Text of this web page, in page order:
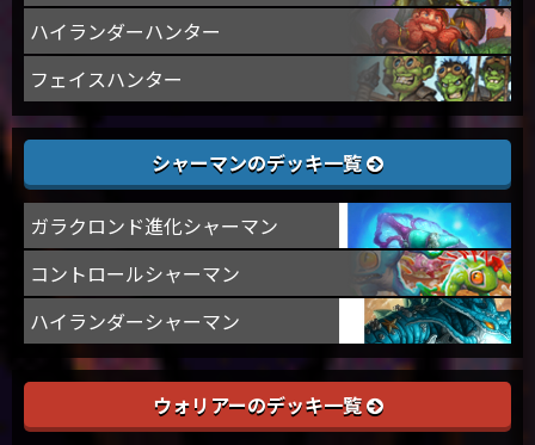
ハイランダーハンター
フェイスハンター
シャーマンのデッキ一覧
ガラクロンド進化シャーマン
コントロールシャーマン
ハイランダーシャーマン
ウォリアーのデッキ一覧